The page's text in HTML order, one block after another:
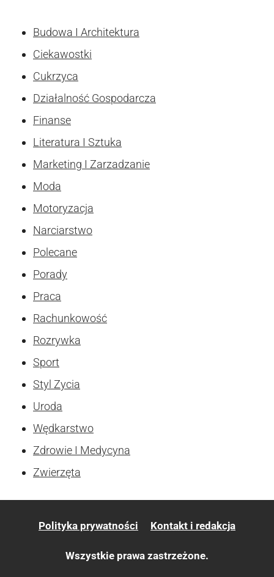
Budowa I Architektura
Ciekawostki
Cukrzyca
Działalność Gospodarcza
Finanse
Literatura I Sztuka
Marketing I Zarzadzanie
Moda
Motoryzacja
Narciarstwo
Polecane
Porady
Praca
Rachunkowość
Rozrywka
Sport
Styl Zycia
Uroda
Wędkarstwo
Zdrowie I Medycyna
Zwierzęta
Polityka prywatności Kontakt i redakcja
Wszystkie prawa zastrzeżone.